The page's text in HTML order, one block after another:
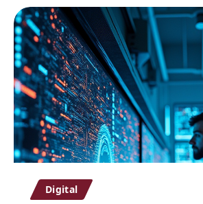
Digital